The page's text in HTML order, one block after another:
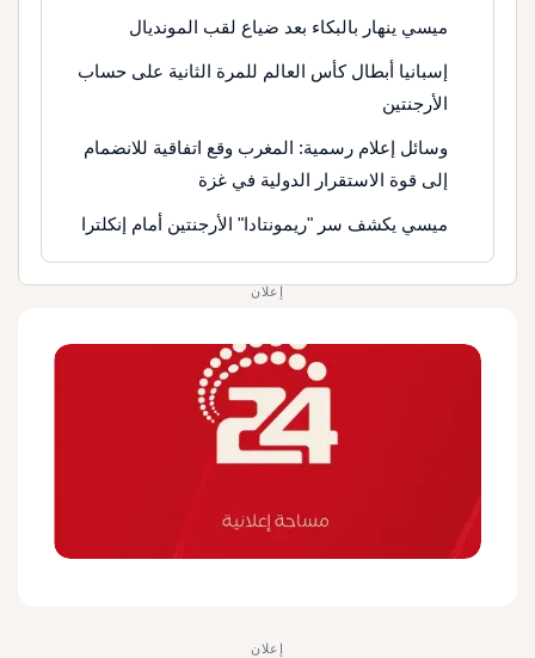
ميسي ينهار بالبكاء بعد ضياع لقب المونديال
إسبانيا أبطال كأس العالم للمرة الثانية على حساب
الأرجنتين
وسائل إعلام رسمية: المغرب وقع اتفاقية للانضمام
إلى قوة الاستقرار الدولية في غزة
ميسي يكشف سر "ريمونتادا" الأرجنتين أمام إنكلترا
إعلان
إعلان